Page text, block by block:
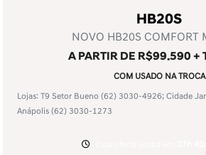
HB20S
NOVO HB20S COMFORT
A PARTIR DE R$99.590 +
COM USADO NA TROCA
Lojas: T9 Setor Bueno (62) 3030-4926; Cidade
Anápolis (62) 3030-1273